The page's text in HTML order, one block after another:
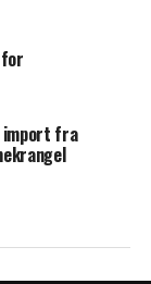
import fra